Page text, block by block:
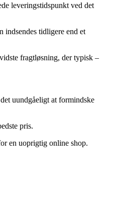
leveringstidspunkt ved det
indsendes tidligere end et
fragtløsning, der typisk –
uundgåeligt at formindske
pris.
en uoprigtig online shop.